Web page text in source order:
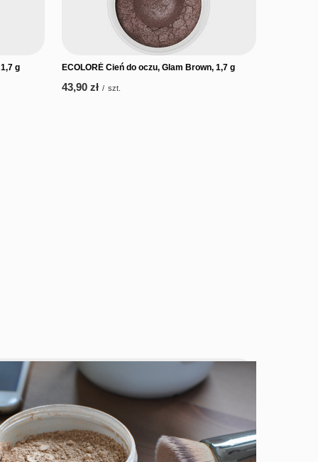
g ECOLORÉ Cień do oczu, Glam Brown, 1,7 g
43,90 zł / szt.